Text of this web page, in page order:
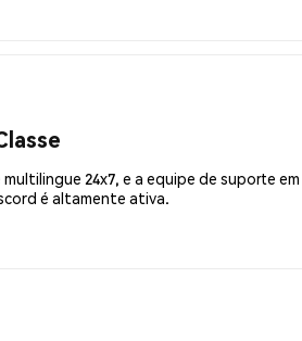
24x7, e a equipe de suporte
é altamente ativa.